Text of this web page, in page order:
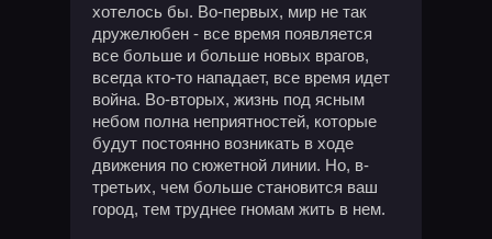
хотелось бы. Во-первых, мир не так
дружелюбен - все время появляется
все больше и больше новых врагов,
всегда кто-то нападает, все время идет
война. Во-вторых, жизнь под ясным
небом полна неприятностей, которые
будут постоянно возникать в ходе
движения по сюжетной линии. Но, в-
третьих, чем больше становится ваш
город, тем труднее гномам жить в нем.